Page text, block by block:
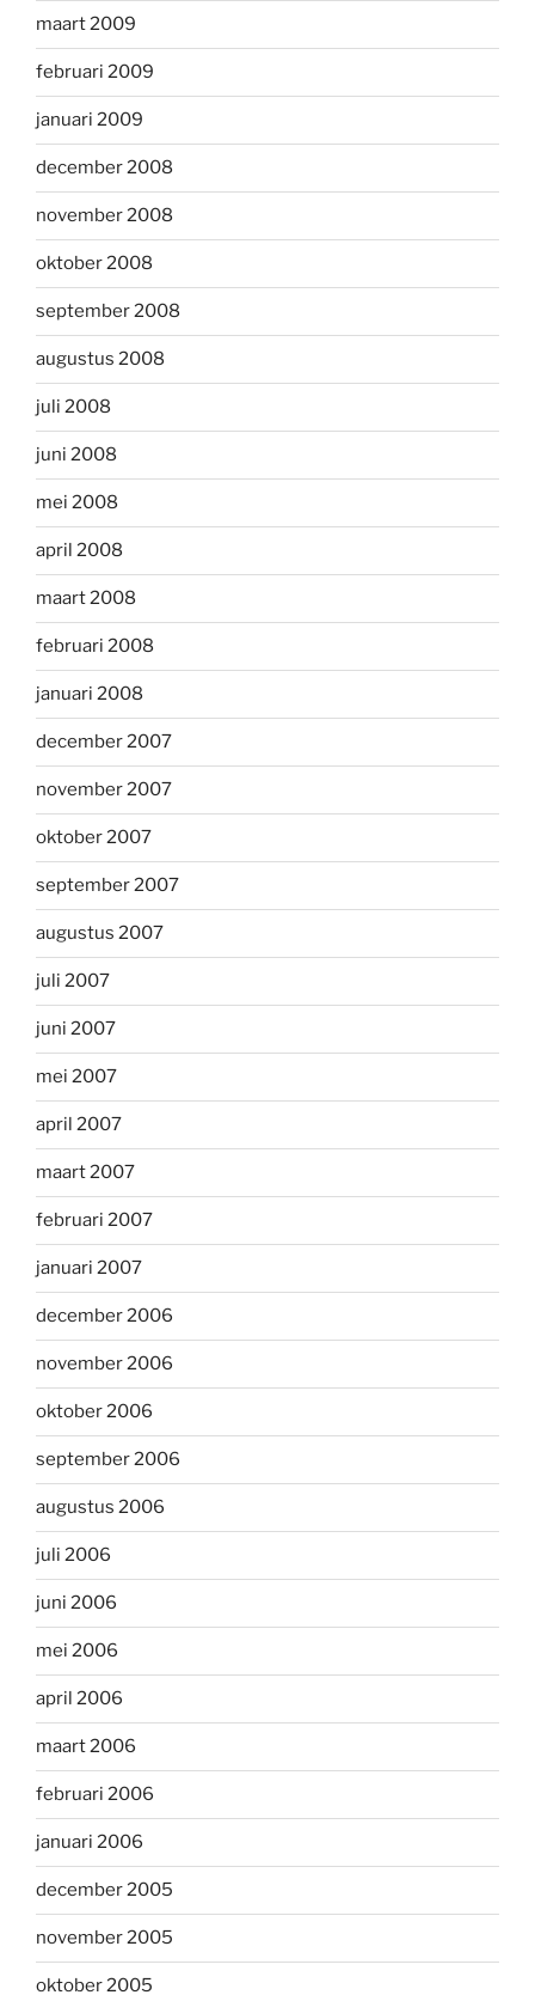
maart 2009
februari 2009
januari 2009
december 2008
november 2008
oktober 2008
september 2008
augustus 2008
juli 2008
juni 2008
mei 2008
april 2008
maart 2008
februari 2008
januari 2008
december 2007
november 2007
oktober 2007
september 2007
augustus 2007
juli 2007
juni 2007
mei 2007
april 2007
maart 2007
februari 2007
januari 2007
december 2006
november 2006
oktober 2006
september 2006
augustus 2006
juli 2006
juni 2006
mei 2006
april 2006
maart 2006
februari 2006
januari 2006
december 2005
november 2005
oktober 2005